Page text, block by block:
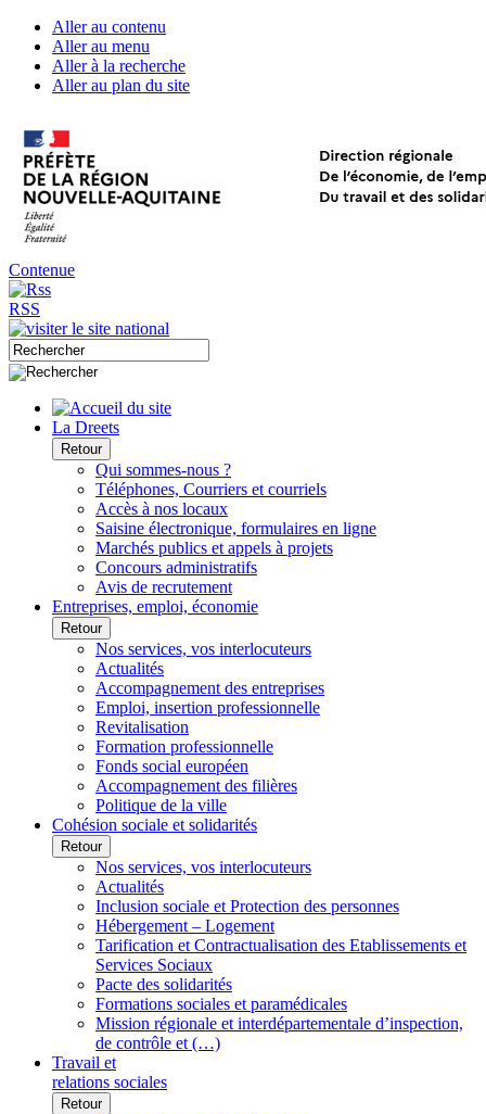
Aller au contenu
Aller au menu
Aller à la recherche
Aller au plan du site
Contenue
RSS
La Dreets
Retour
Qui sommes-nous ?
Téléphones, Courriers et courriels
Accès à nos locaux
Saisine électronique, formulaires en ligne
Marchés publics et appels à projets
Concours administratifs
Avis de recrutement
Entreprises, emploi, économie
Retour
Nos services, vos interlocuteurs
Actualités
Accompagnement des entreprises
Emploi, insertion professionnelle
Revitalisation
Formation professionnelle
Fonds social européen
Accompagnement des filières
Politique de la ville
Cohésion sociale et solidarités
Retour
Nos services, vos interlocuteurs
Actualités
Inclusion sociale et Protection des personnes
Hébergement – Logement
Tarification et Contractualisation des Etablissements et
Services Sociaux
Pacte des solidarités
Formations sociales et paramédicales
Mission régionale et interdépartementale d’inspection,
de contrôle et (…)
Travail et
relations sociales
Retour